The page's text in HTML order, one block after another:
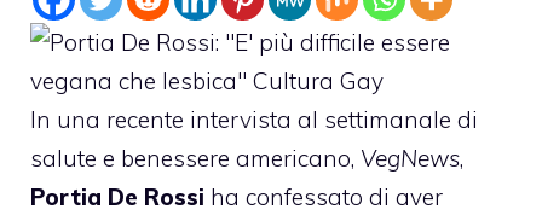
In una recente intervista al settimanale di
salute e benessere americano, VegNews,
Portia De Rossi ha confessato di aver